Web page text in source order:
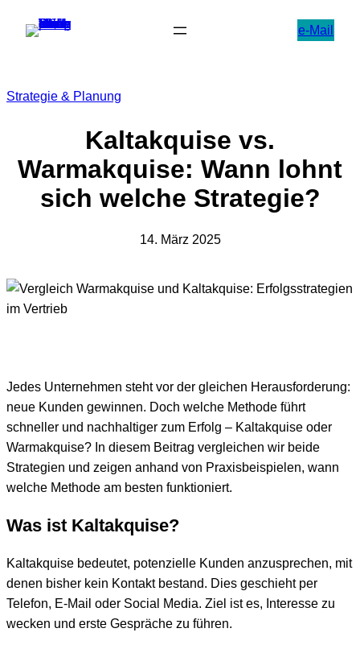
Inhalt
e-Mail
Strategie & Planung
Kaltakquise vs.
Warmakquise: Wann lohnt
sich welche Strategie?
14. März 2025
Jedes Unternehmen steht vor der gleichen Herausforderung:
neue Kunden gewinnen. Doch welche Methode führt
schneller und nachhaltiger zum Erfolg – Kaltakquise oder
Warmakquise? In diesem Beitrag vergleichen wir beide
Strategien und zeigen anhand von Praxisbeispielen, wann
welche Methode am besten funktioniert.
Was ist Kaltakquise?
Kaltakquise bedeutet, potenzielle Kunden anzusprechen, mit
denen bisher kein Kontakt bestand. Dies geschieht per
Telefon, E-Mail oder Social Media. Ziel ist es, Interesse zu
wecken und erste Gespräche zu führen.